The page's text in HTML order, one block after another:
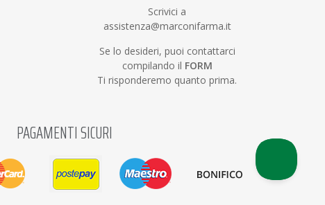
Scrivici a
assistenza@marconifarma.it
Se lo desideri, puoi contattarci
compilando il FORM
Ti risponderemo quanto prima.
PAGAMENTI SICURI